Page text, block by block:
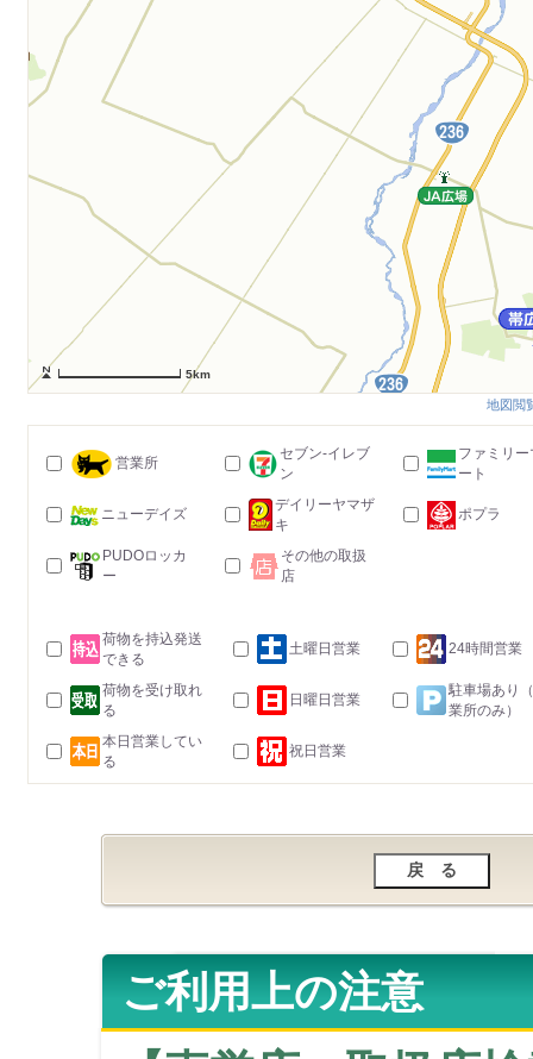
5km
地図閲
営業所
セブン-イレブ
ン
ファミリー
ート
ニューデイズ
デイリーヤマザ
キ
ポプラ
PUDOロッカ
ー
その他の取扱
店
荷物を持込発送
できる
土曜日営業 24時間営業
荷物を受け取れ
る
日曜日営業
駐車場あり
業所のみ）
本日営業してい
る
祝日営業
ご利用上の注意